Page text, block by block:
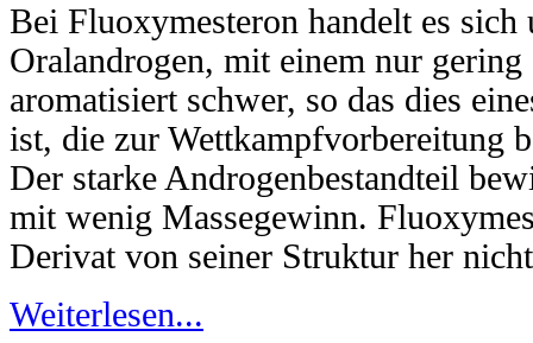
Bei Fluoxymesteron handelt es sich
Oralandrogen, mit einem nur
aromatisiert schwer, so das dies
ist, die zur Wettkampfvorbereitung
Der starke Androgenbestandteil
mit wenig Massegewinn.
Derivat von seiner Struktur her
Weiterlesen...